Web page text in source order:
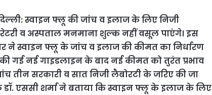
स्वाइन फ्लू की जांच व इलाज के लिए निजी
व अस्पताल मनमाना शुल्क नहीं वसूल पाएंगे। इस
ने स्वाइन फ्लू के जांच व इलाज की कीमत का निर्धारण
की गई नई गाइडलाइन के बाद नई कीमत को तुरंत प्रभाव
तीन सरकारी व सात निजी लैबोरटी के जरिए की जा
डॉ. एससी शर्मा ने बताया कि स्वाइन फ्लू के इलाज के लिए